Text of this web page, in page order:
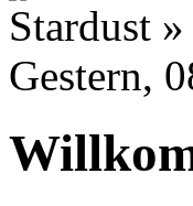
Stardust »
Gestern,